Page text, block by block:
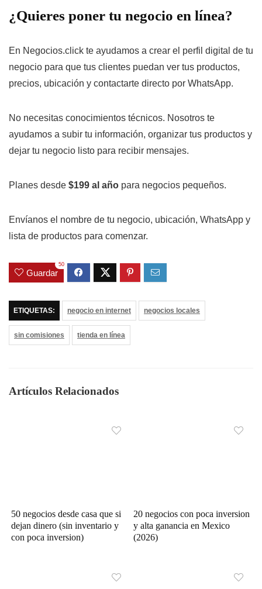
¿Quieres poner tu negocio en línea?
En Negocios.click te ayudamos a crear el perfil digital de tu
negocio para que tus clientes puedan ver tus productos,
precios, ubicación y contactarte directo por WhatsApp.
No necesitas conocimientos técnicos. Nosotros te
ayudamos a subir tu información, organizar tus productos y
dejar tu negocio listo para recibir mensajes.
Planes desde $199 al año para negocios pequeños.
Envíanos el nombre de tu negocio, ubicación, WhatsApp y
lista de productos para comenzar.
Guardar
50
ETIQUETAS: negocio en internet negocios locales
sin comisiones tienda en línea
Artículos Relacionados
50 negocios desde casa que si
dejan dinero (sin inventario y
con poca inversion)
20 negocios con poca inversion
y alta ganancia en Mexico
(2026)